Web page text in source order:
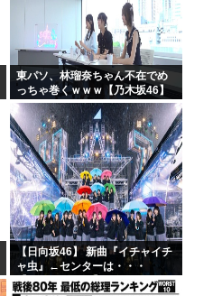
東パソ、林瑠奈ちゃん不在でめ
っちゃ巻くｗｗｗ【乃木坂46】
【日向坂46】 新曲『イチャイチ
ャ虫』←センターは・・・
【18thシングル】